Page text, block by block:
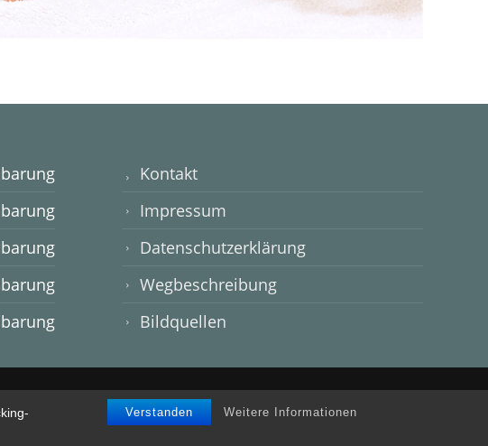
Verstanden Weitere Informationen
Kontakt
Impressum
Datenschutzerklärung
Wegbeschreibung
Bildquellen
© Osteopathie Kathrin Brause